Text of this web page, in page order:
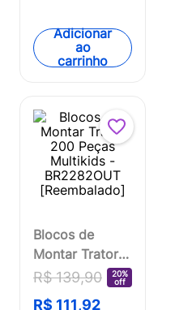
Adicionar
ao
carrinho
Blocos de
Montar Trator
200 Peças
R$ 139,90
20%
off
R$ 111,92